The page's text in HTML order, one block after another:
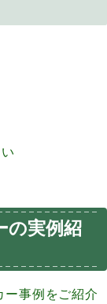
の実例紹
ー事例をご紹介